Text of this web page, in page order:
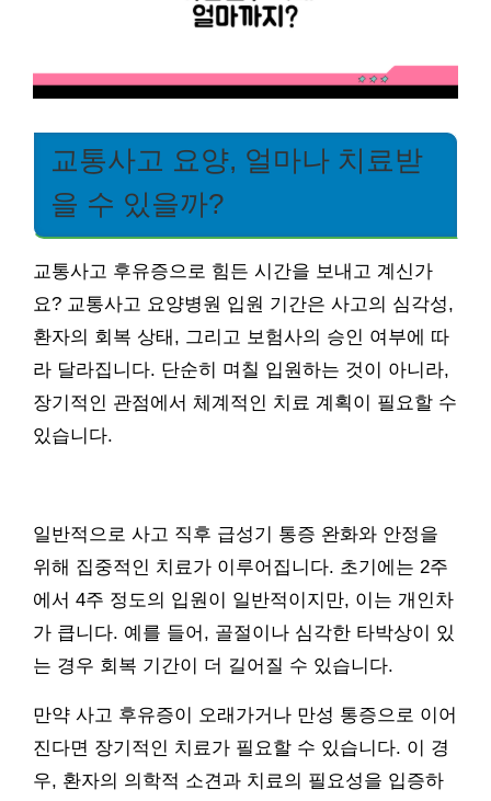
교통사고 요양, 얼마나 치료받
을 수 있을까?
교통사고 후유증으로 힘든 시간을 보내고 계신가
요? 교통사고 요양병원 입원 기간은 사고의 심각성,
환자의 회복 상태, 그리고 보험사의 승인 여부에 따
라 달라집니다. 단순히 며칠 입원하는 것이 아니라,
장기적인 관점에서 체계적인 치료 계획이 필요할 수
있습니다.
일반적으로 사고 직후 급성기 통증 완화와 안정을
위해 집중적인 치료가 이루어집니다. 초기에는 2주
에서 4주 정도의 입원이 일반적이지만, 이는 개인차
가 큽니다. 예를 들어, 골절이나 심각한 타박상이 있
는 경우 회복 기간이 더 길어질 수 있습니다.
만약 사고 후유증이 오래가거나 만성 통증으로 이어
진다면 장기적인 치료가 필요할 수 있습니다. 이 경
우, 환자의 의학적 소견과 치료의 필요성을 입증하